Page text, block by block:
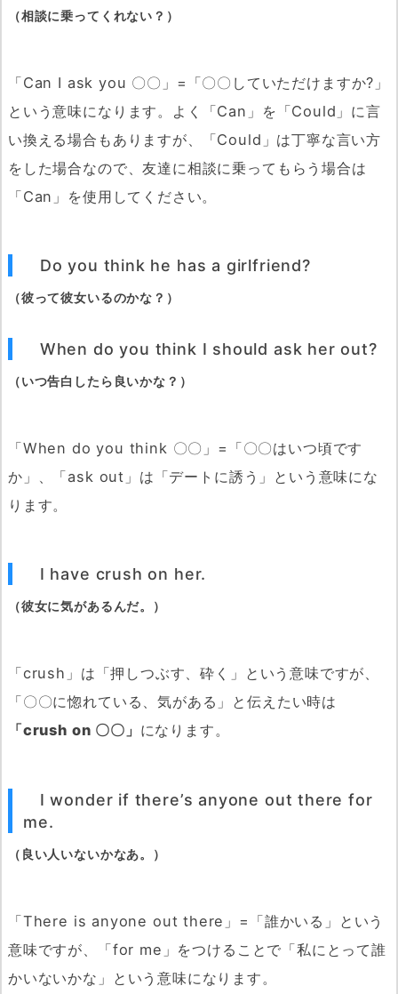
ー
中
を
断
を
げ
る
と
め
（相談に乗ってくれない？）
「Can I ask you 〇〇」=「〇〇していただけますか?」
という意味になります。よく「Can」を「Could」に言
い換える場合もありますが、「Could」は丁寧な言い方
をした場合なので、友達に相談に乗ってもらう場合は
「Can」を使用してください。
Do you think he has a girlfriend?
（彼って彼女いるのかな？）
When do you think I should ask her out?
（いつ告白したら良いかな？）
「When do you think 〇〇」=「〇〇はいつ頃です
か」、「ask out」は「デートに誘う」という意味にな
ります。
I have crush on her.
（彼女に気があるんだ。）
「crush」は「押しつぶす、砕く」という意味ですが、
「〇〇に惚れている、気がある」と伝えたい時は
「crush on 〇〇」 になります。
I wonder if there’s anyone out there for
me.
（良い人いないかなあ。）
「There is anyone out there」=「誰かいる」という
意味ですが、「for me」をつけることで「私にとって誰
かいないかな」という意味になります。